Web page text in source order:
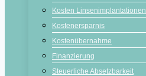
Kosten Linsenimplantationen
Kostenersparnis
Kostenübernahme
Finanzierung
Steuerliche Absetzbarkeit